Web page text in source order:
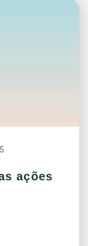
ações